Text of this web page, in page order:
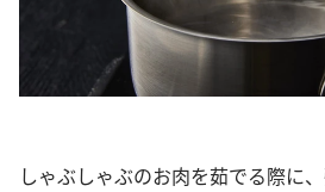
しゃぶしゃぶのお肉を茹でる際に